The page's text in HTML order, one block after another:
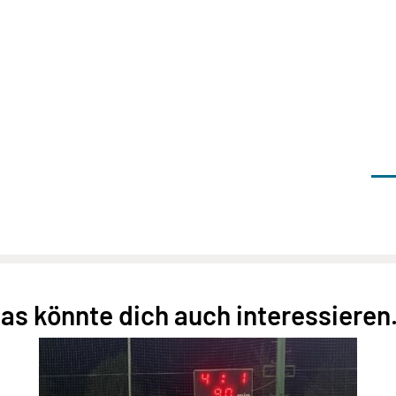
könnte dich auch